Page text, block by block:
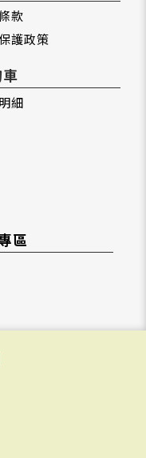
款
護政策
細
區